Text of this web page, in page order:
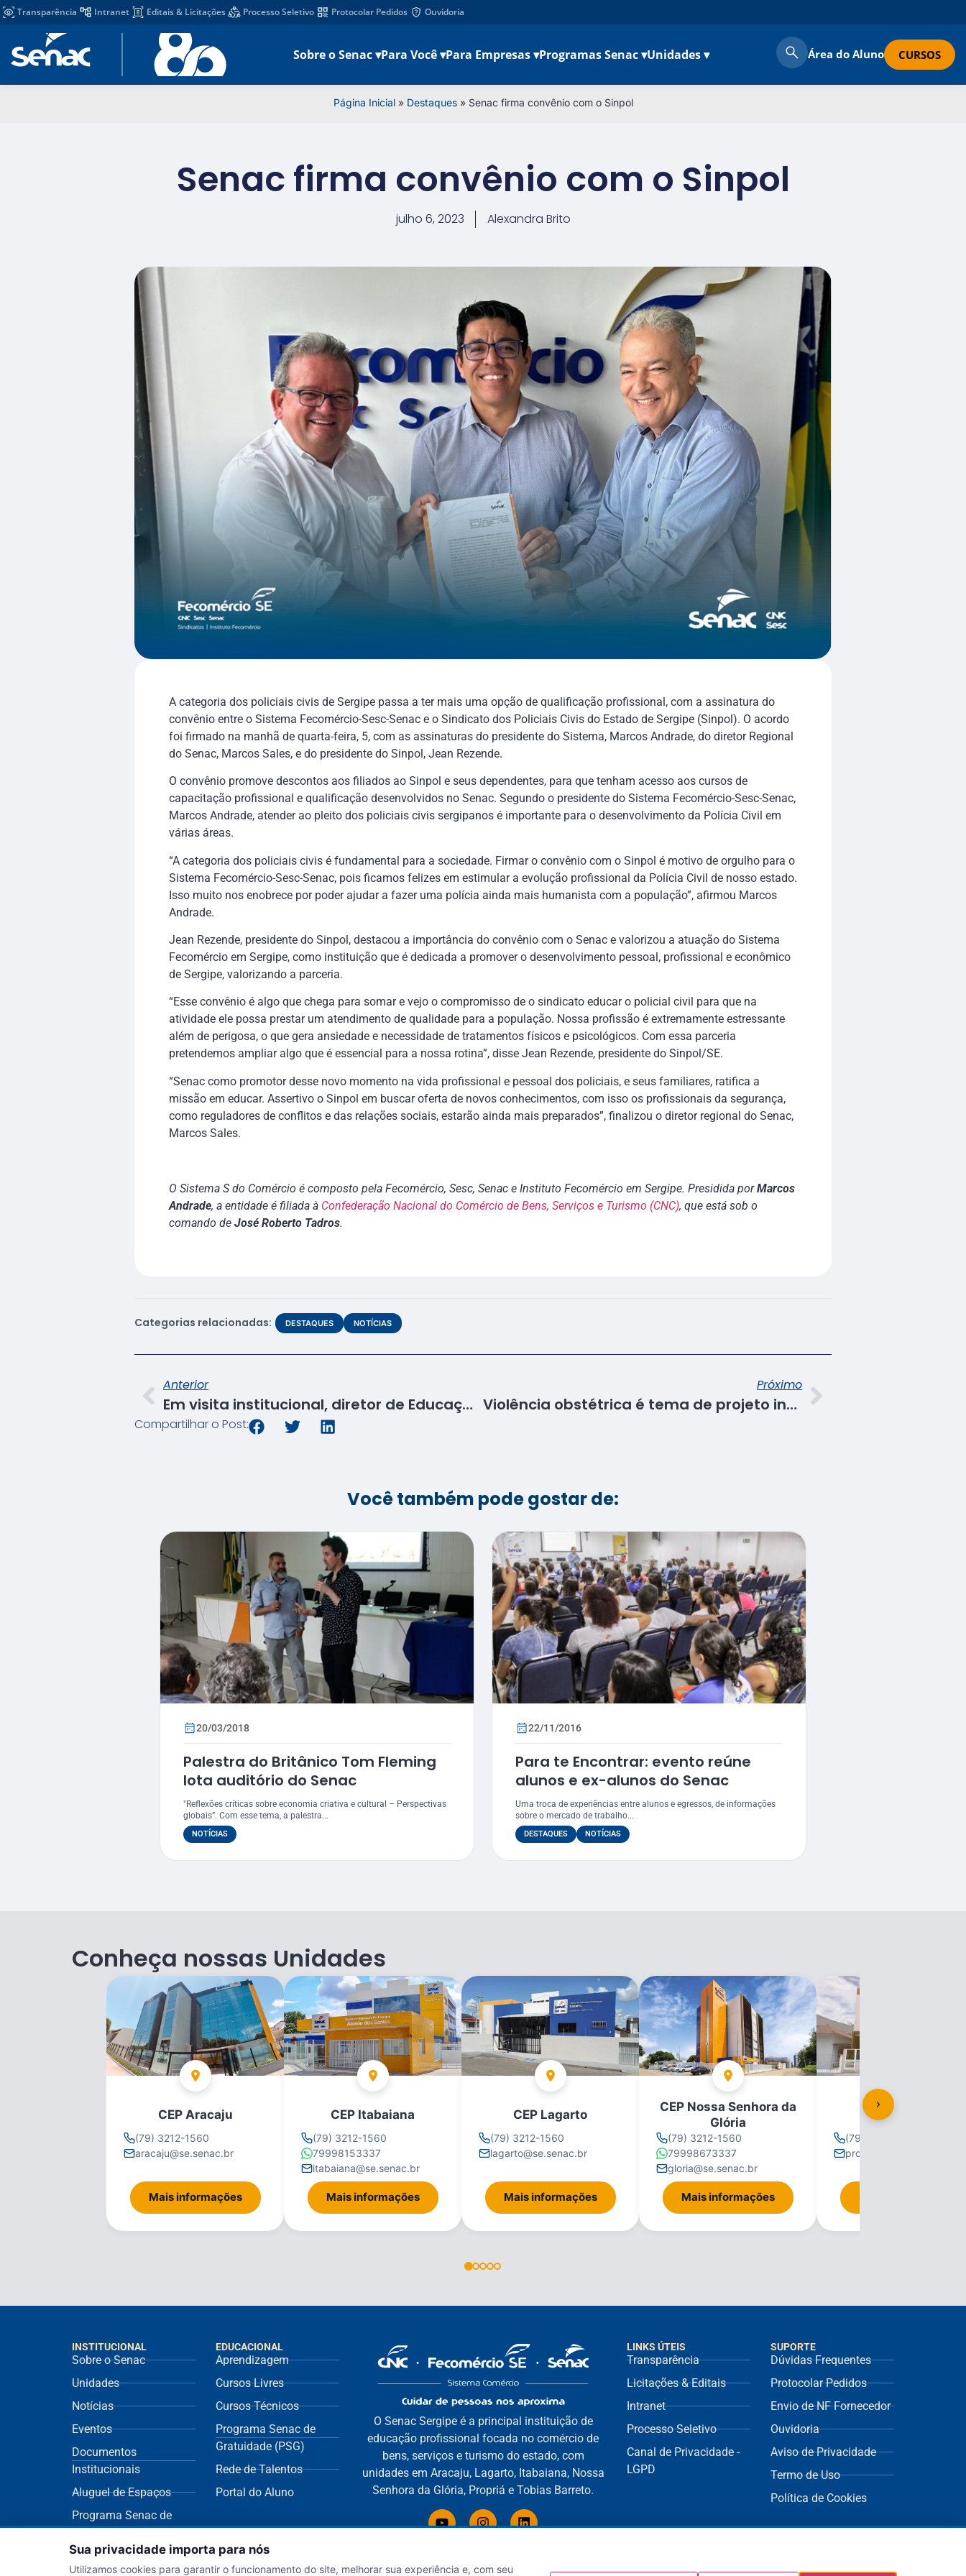
Transparência Intranet Editais & Licitações Processo Seletivo Protocolar Pedidos Ouvidoria
Sobre o Senac ▾Para Você ▾Para Empresas ▾Programas Senac ▾Unidades ▾ Área do Aluno CURSOS
Página Inicial» Destaques» Senac firma convênio com o Sinpol
Senac firma convênio com o Sinpol
julho 6, 2023 Alexandra Brito
A categoria dos policiais civis de Sergipe passa a ter mais uma opção de qualificação profissional, com a assinatura do
convênio entre o Sistema Fecomércio-Sesc-Senac e o Sindicato dos Policiais Civis do Estado de Sergipe (Sinpol). O acordo
foi firmado na manhã de quarta-feira, 5, com as assinaturas do presidente do Sistema, Marcos Andrade, do diretor Regional
do Senac, Marcos Sales, e do presidente do Sinpol, Jean Rezende.
O convênio promove descontos aos filiados ao Sinpol e seus dependentes, para que tenham acesso aos cursos de
capacitação profissional e qualificação desenvolvidos no Senac. Segundo o presidente do Sistema Fecomércio-Sesc-Senac,
Marcos Andrade, atender ao pleito dos policiais civis sergipanos é importante para o desenvolvimento da Polícia Civil em
várias áreas.
“A categoria dos policiais civis é fundamental para a sociedade. Firmar o convênio com o Sinpol é motivo de orgulho para o
Sistema Fecomércio-Sesc-Senac, pois ficamos felizes em estimular a evolução profissional da Polícia Civil de nosso estado.
Isso muito nos enobrece por poder ajudar a fazer uma polícia ainda mais humanista com a população”, afirmou Marcos
Andrade.
Jean Rezende, presidente do Sinpol, destacou a importância do convênio com o Senac e valorizou a atuação do Sistema
Fecomércio em Sergipe, como instituição que é dedicada a promover o desenvolvimento pessoal, profissional e econômico
de Sergipe, valorizando a parceria.
“Esse convênio é algo que chega para somar e vejo o compromisso de o sindicato educar o policial civil para que na
atividade ele possa prestar um atendimento de qualidade para a população. Nossa profissão é extremamente estressante
além de perigosa, o que gera ansiedade e necessidade de tratamentos físicos e psicológicos. Com essa parceria
pretendemos ampliar algo que é essencial para a nossa rotina”, disse Jean Rezende, presidente do Sinpol/SE.
“Senac como promotor desse novo momento na vida profissional e pessoal dos policiais, e seus familiares, ratifica a
missão em educar. Assertivo o Sinpol em buscar oferta de novos conhecimentos, com isso os profissionais da segurança,
como reguladores de conflitos e das relações sociais, estarão ainda mais preparados”, finalizou o diretor regional do Senac,
Marcos Sales.
O Sistema S do Comércio é composto pela Fecomércio, Sesc, Senac e Instituto Fecomércio em Sergipe. Presidida porMarcos
Andrade, a entidade é filiada à Confederação Nacional do Comércio de Bens, Serviços e Turismo (CNC), que está sob o
comando de José Roberto Tadros.
Categorias relacionadas: DESTAQUES NOTÍCIAS
Anterior
Em visita institucional, diretor de Educação Profissional do Senac dialoga com prefeita de Gararu
Próximo
Violência obstétrica é tema de projeto integrador no Senac/SE
Compartilhar o Post:
Você também pode gostar de:
20/03/2018
Palestra do Britânico Tom Fleming
lota auditório do Senac
"Reflexões críticas sobre economia criativa e cultural – Perspectivas
globais”. Com esse tema, a palestra...
NOTÍCIAS
22/11/2016
Para te Encontrar: evento reúne
alunos e ex-alunos do Senac
Uma troca de experiências entre alunos e egressos, de informações
sobre o mercado de trabalho...
DESTAQUES NOTÍCIAS
Conheça nossas Unidades
CEP Aracaju
(79) 3212-1560
aracaju@se.senac.br
Mais informações
CEP Itabaiana
(79) 3212-1560
79998153337
itabaiana@se.senac.br
Mais informações
CEP Lagarto
(79) 3212-1560
lagarto@se.senac.br
Mais informações
CEP Nossa Senhora da
Glória
(79) 3212-1560
79998673337
gloria@se.senac.br
Mais informações
CEP Propriá
(79) 3212-1560
propria@se.senac.br
INSTITUCIONAL
Sobre o Senac
Unidades
Notícias
Eventos
Documentos
Institucionais
Aluguel de Espaços
Programa Senac de
Sustentabilidade
(ECOS)
EDUCACIONAL
Aprendizagem
Cursos Livres
Cursos Técnicos
Programa Senac de
Gratuidade (PSG)
Rede de Talentos
Portal do Aluno
O Senac Sergipe é a principal instituição de
educação profissional focada no comércio de
bens, serviços e turismo do estado, com
unidades em Aracaju, Lagarto, Itabaiana, Nossa
Senhora da Glória, Propriá e Tobias Barreto.
LINKS ÚTEIS
Transparência
Licitações & Editais
Intranet
Processo Seletivo
Canal de Privacidade -
LGPD
SUPORTE
Dúvidas Frequentes
Protocolar Pedidos
Envio de NF Fornecedor
Ouvidoria
Aviso de Privacidade
Termo de Uso
Política de Cookies
Sua privacidade importa para nós
Utilizamos cookies para garantir o funcionamento do site, melhorar sua experiência e, com seu